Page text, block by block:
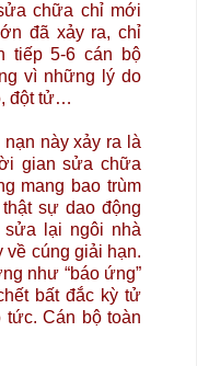
chữa chỉ mới
đã xảy ra, chỉ
tiếp 5-6 cán bộ
vì những lý do
đột tử…
này xảy ra là
gian sửa chữa
mang bao trùm
sự dao động
sửa lại ngôi nhà
về cúng giải hạn.
như “báo ứng”
bất đắc kỳ tử
Cán bộ toàn